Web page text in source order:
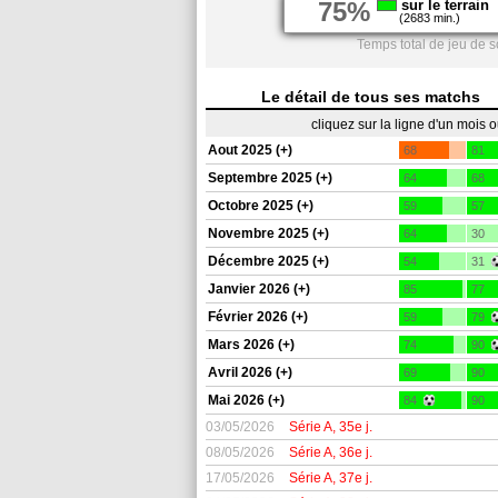
75% sur le terrain
(2683 min.)
Temps total de jeu de
Le détail de tous ses matchs
cliquez sur la ligne d'un mois
Aout 2025 (+)
68 81
Septembre 2025 (+) 64 68
Octobre 2025 (+) 59 57
Novembre 2025 (+) 64 30
Décembre 2025 (+) 54 31
Janvier 2026 (+) 85 77
Février 2026 (+) 59 79
Mars 2026 (+) 74 90
Avril 2026 (+) 69 90
Mai 2026 (+) 84 90
03/05/2026 Série A, 35e j.
08/05/2026
Série A, 36e j.
17/05/2026
Série A, 37e j.